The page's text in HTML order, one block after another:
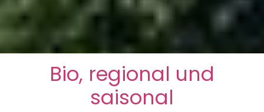
Bio, regional und
saisonal